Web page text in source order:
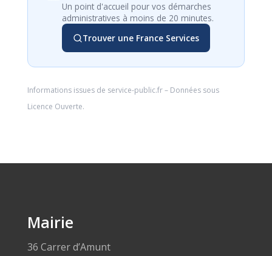
Un point d'accueil pour vos démarches
administratives à moins de 20 minutes.
Trouver une France Services
Informations issues de service-public.fr– Données sous
Licence Ouverte.
Mairie
36 Carrer d’Amunt